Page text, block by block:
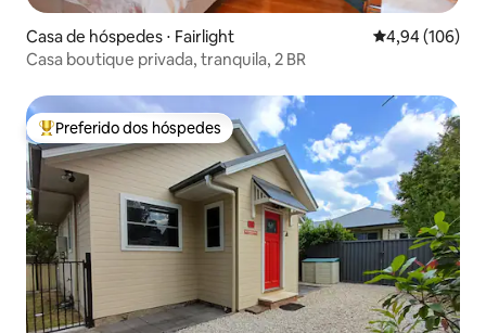
Casa de hóspedes ⋅ Fairlight 4,94 de uma
4,94 (106)
Casa boutique privada, tranquila, 2 BR
Entre os melhores preferidos dos hóspedes
Preferido dos hóspedes